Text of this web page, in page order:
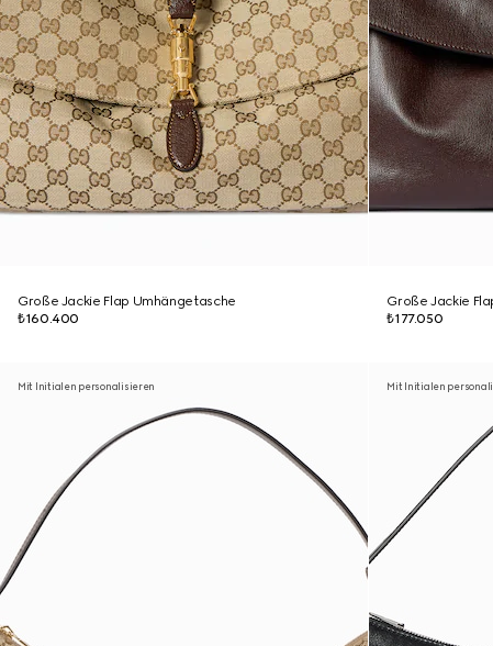
Große Jackie Flap Umhängetasche
₺160.400
Große Jackie
₺177.050
Mit Initialen personalisieren Mit Initialen